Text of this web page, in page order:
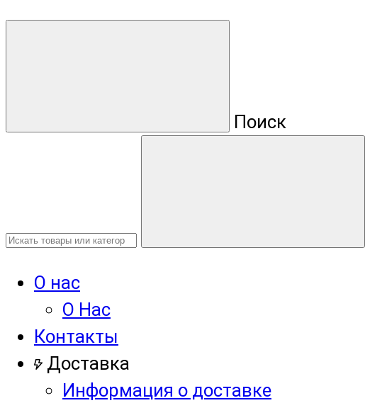
Поиск
О нас
О Нас
Контакты
Доставка
Информация о доставке